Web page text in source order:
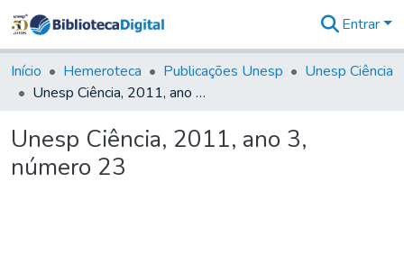
&
Coleções
Tudo na
Digital
Entrar
Início Hemeroteca Publicações Unesp
Unesp Ciência
Unesp Ciência, 2011, ano 3, número 23
Unesp Ciência, 2011, ano 3,
número 23